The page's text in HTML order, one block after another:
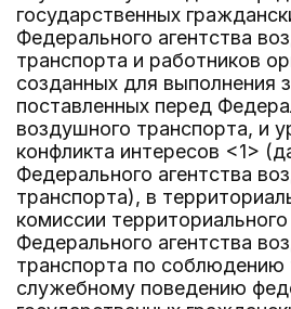
государственных
Федерального агентства
транспорта и работников
созданных для выполнения
поставленных перед
воздушного транспорта, и
конфликта интересов <1>
Федерального агентства
транспорта), в
комиссии территориального
Федерального агентства
транспорта по соблюдению
служебному поведению